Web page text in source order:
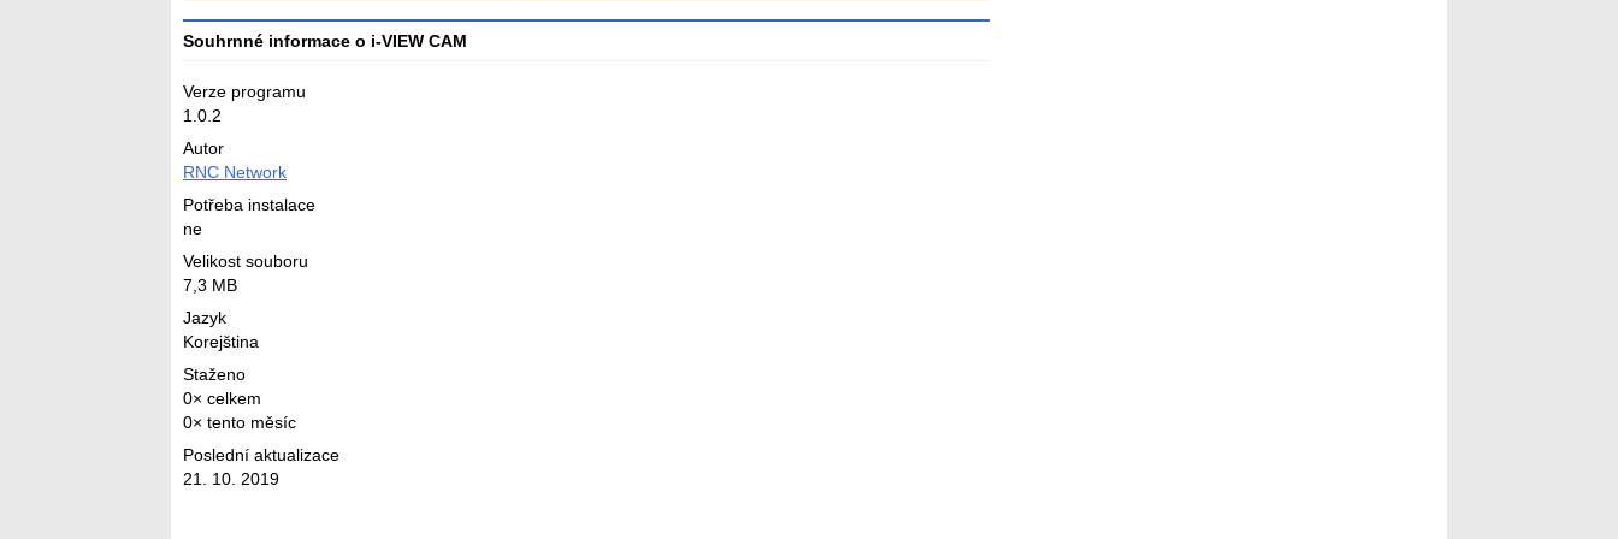
Souhrnné informace o i-VIEW CAM
Verze programu
1.0.2
Autor
RNC Network
Potřeba instalace
ne
Velikost souboru
7,3 MB
Jazyk
Korejština
Staženo
0× celkem
0× tento měsíc
Poslední aktualizace
21. 10. 2019